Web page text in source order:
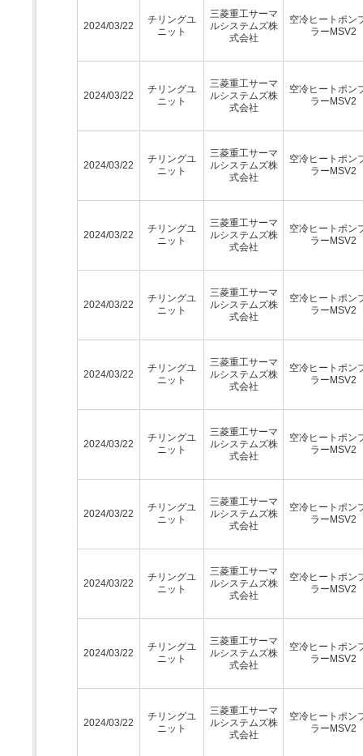
2024/03/22
チリングユ
ニット
三菱重工サーマ
ルシステムズ株
式会社
空冷ヒートポン
ラーMSV2
2024/03/22
チリングユ
ニット
三菱重工サーマ
ルシステムズ株
式会社
空冷ヒートポン
ラーMSV2
2024/03/22
チリングユ
ニット
三菱重工サーマ
ルシステムズ株
式会社
空冷ヒートポン
ラーMSV2
2024/03/22
チリングユ
ニット
三菱重工サーマ
ルシステムズ株
式会社
空冷ヒートポン
ラーMSV2
2024/03/22
チリングユ
ニット
三菱重工サーマ
ルシステムズ株
式会社
空冷ヒートポン
ラーMSV2
2024/03/22
チリングユ
ニット
三菱重工サーマ
ルシステムズ株
式会社
空冷ヒートポン
ラーMSV2
2024/03/22
チリングユ
ニット
三菱重工サーマ
ルシステムズ株
式会社
空冷ヒートポン
ラーMSV2
2024/03/22
チリングユ
ニット
三菱重工サーマ
ルシステムズ株
式会社
空冷ヒートポン
ラーMSV2
2024/03/22
チリングユ
ニット
三菱重工サーマ
ルシステムズ株
式会社
空冷ヒートポン
ラーMSV2
2024/03/22
チリングユ
ニット
三菱重工サーマ
ルシステムズ株
式会社
空冷ヒートポン
ラーMSV2
2024/03/22
チリングユ
ニット
三菱重工サーマ
ルシステムズ株
式会社
空冷ヒートポン
ラーMSV2